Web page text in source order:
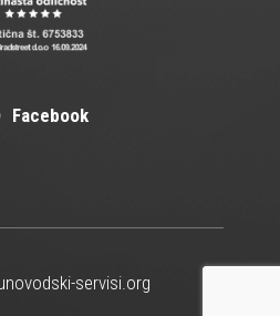
Facebook
servisi.org